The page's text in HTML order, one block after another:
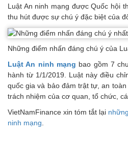
Luật An ninh mạng được Quốc hội
thu hút được sự chú ý đặc biệt của
Những điểm nhấn đáng chú ý của
Luật An ninh mạng bao gồm 7
hành từ 1/1/2019. Luật này điều
quốc gia và bảo đảm trật tự, an
trách nhiệm của cơ quan, tổ chức,
VietNamFinance xin tóm tắt lại
ninh mạng.